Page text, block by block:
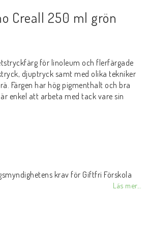
Creall 250 ml grön
för linoleum och flerfärgade
djuptryck samt med olika tekniker
Färgen har hög pigmenthalt och bra
enkel att arbeta med tack vare sin
krav för Giftfri Förskola
Läs mer...